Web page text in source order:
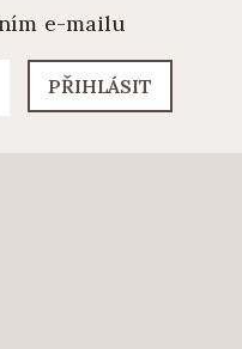
e-mailu
PŘIHLÁSIT